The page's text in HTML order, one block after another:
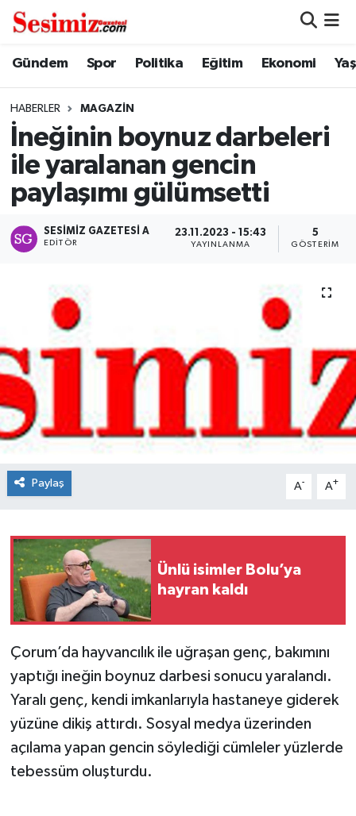
Gündem Spor Politika Eğitim Ekonomi
HABERLER MAGAZIN
İneğinin boynuz darbeleri
ile yaralanan gencin
paylaşımı gülümsetti
SESIMIZ GAZETESI A
EDITÖR
23.11.2023 - 15:43
YAYINLANMA
5
GÖSTERIM
Paylaş A- A+
Ünlü isimler Bolu’ya
hayran kaldı
Çorum’da hayvancılık ile uğraşan genç, bakımını
yaptığı ineğin boynuz darbesi sonucu yaralandı.
Yaralı genç, kendi imkanlarıyla hastaneye giderek
yüzüne dikiş attırdı. Sosyal medya üzerinden
açılama yapan gencin söylediği cümleler yüzlerde
tebessüm oluşturdu.
Dünya
Ekonomi
Genel
Gündem
Politika
Sağlık
Spor
Teknoloji
Nöbetçi Eczaneler
Hava Durumu
Namaz Vakitleri
Trafik Durumu
Süper Lig Puan Durumu ve Fikstür
Son Dakika Haberleri
Haber Arşivi